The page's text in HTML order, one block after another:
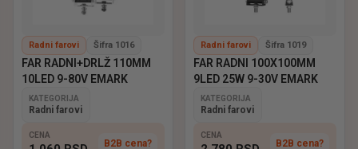
Radni farovi Šifra 1016
FAR RADNI+DRLŽ 110MM
10LED 9-80V EMARK
KATEGORIJA
Radni farovi
CENA
B2B cena?
Radni farovi Šifra 1019
FAR RADNI 100X100MM
9LED 25W 9-30V EMARK
KATEGORIJA
Radni farovi
CENA
B2B cena?